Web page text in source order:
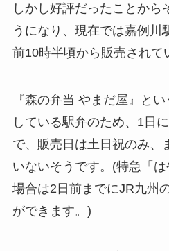
しかし好評だったことから
うになり、現在では嘉例川
前10時半頃から販売されて
『森の弁当 やまだ屋』と
している駅弁のため、1日
で、販売日は土日祝のみ、
いないそうです。(特急「
場合は2日前までにJR九州
ができます。)